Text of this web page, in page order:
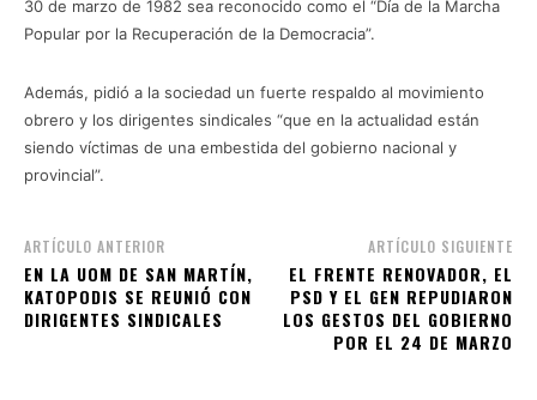
30 de marzo de 1982 sea reconocido como el “Día de la Marcha
Popular por la Recuperación de la Democracia”.
Además, pidió a la sociedad un fuerte respaldo al movimiento
obrero y los dirigentes sindicales “que en la actualidad están
siendo víctimas de una embestida del gobierno nacional y
provincial”.
ARTÍCULO ANTERIOR
EN LA UOM DE SAN MARTÍN,
KATOPODIS SE REUNIÓ CON
DIRIGENTES SINDICALES
ARTÍCULO SIGUIENTE
EL FRENTE RENOVADOR, EL
PSD Y EL GEN REPUDIARON
LOS GESTOS DEL GOBIERNO
POR EL 24 DE MARZO